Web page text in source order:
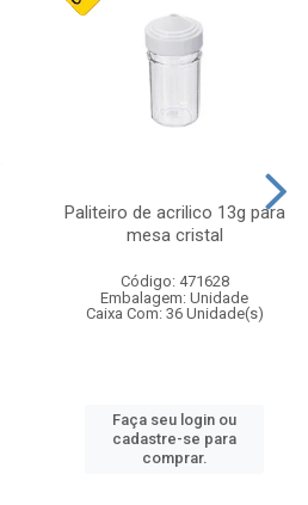
Paliteiro de acrilico 13g para
mesa cristal
Código: 471628
Embalagem: Unidade
Caixa Com: 36 Unidade(s)
Faça seu login ou
cadastre-se para
comprar.